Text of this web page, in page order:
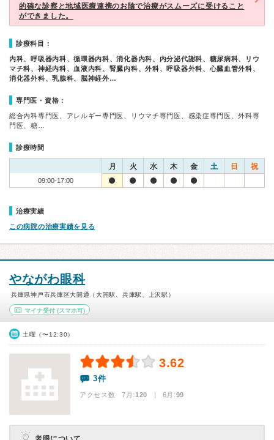
的確な診察と地域医療連携のお陰で治療がスムーズに受けること
ができました。
診療科目：
内科、呼吸器内科、循環器内科、消化器内科、内分泌代謝科、糖尿病科、リウ
マチ科、神経内科、血液内科、腎臓内科、外科、呼吸器外科、心臓血管外科、
消化器外科、乳腺科、脳神経外…
専門医・資格：
総合内科専門医、アレルギー専門医、リウマチ専門医、感染症専門医、外科専
門医、糖…
診療時間
月 火 水 木 金 土 日 祝
09:00-17:00
治療実績
この病院の治療実績を見る
やながわ眼科
兵庫県神戸市兵庫区大開通（大開駅、兵庫駅、上沢駅）
マイナ受付 (スマホ可)
土曜（〜12:30）
3.62
3件
アクセス数 7月:120 | 6月:99